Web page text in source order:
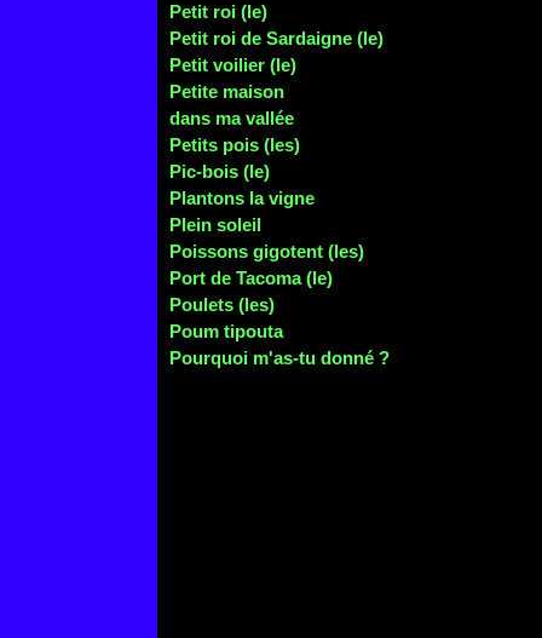
Petit roi (le)
Petit roi de Sardaigne (le)
Petit voilier (le)
Petite maison
dans ma vallée
Petits pois (les)
Pic-bois (le)
Plantons la vigne
Plein soleil
Poissons gigotent (les)
Port de Tacoma (le)
Poulets (les)
Poum tipouta
Pourquoi m'as-tu donné ?